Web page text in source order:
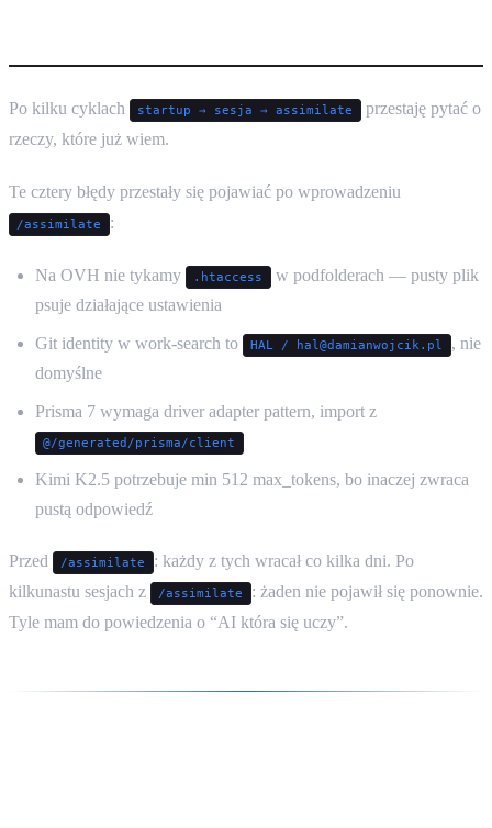
Po kilku cyklach startup → sesja → assimilate
przestaję pytać o
rzeczy, które już wiem.
Te cztery błędy przestały się pojawiać po wprowadzeniu
/assimilate :
Na OVH nie tykamy .htaccess
w podfolderach — pusty plik
psuje działające ustawienia
Git identity w work-search to HAL / hal@damianwojcik.pl
, nie
domyślne
Prisma 7 wymaga driver adapter pattern, import z
@/generated/prisma/client
Kimi K2.5 potrzebuje min 512 max_tokens, bo inaczej zwraca
pustą odpowiedź
Przed /assimilate
: każdy z tych wracał co kilka dni. Po
kilkunastu sesjach z
/assimilate
: żaden nie pojawił się ponownie.
Tyle mam do powiedzenia o “AI która się uczy”.